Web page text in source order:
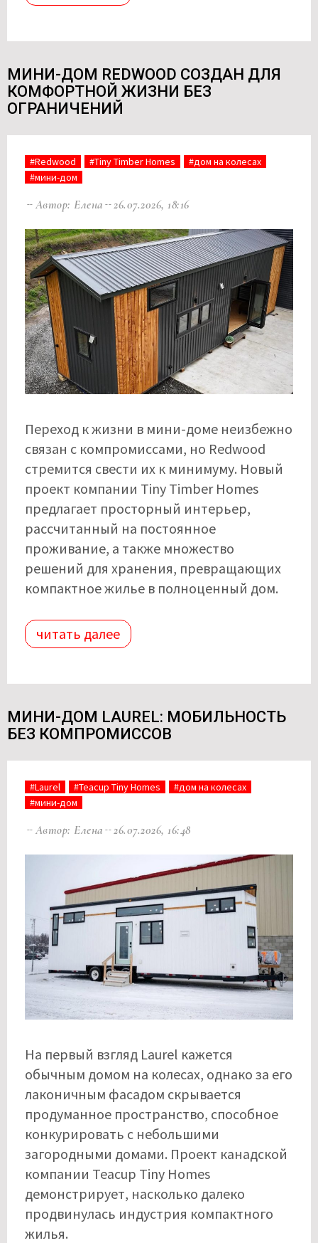
МИНИ-ДОМ REDWOOD СОЗДАН ДЛЯ
КОМФОРТНОЙ ЖИЗНИ БЕЗ
ОГРАНИЧЕНИЙ
#Redwood #Tiny Timber Homes
#дом на колесах
#мини-дом
Автор: Елена 26.07.2026, 18:16
Переход к жизни в мини-доме неизбежно
связан с компромиссами, но Redwood
стремится свести их к минимуму. Новый
проект компании Tiny Timber Homes
предлагает просторный интерьер,
рассчитанный на постоянное
проживание, а также множество
решений для хранения, превращающих
компактное жилье в полноценный дом.
читать далее
МИНИ-ДОМ LAUREL: МОБИЛЬНОСТЬ
БЕЗ КОМПРОМИССОВ
#Laurel #Teacup Tiny Homes
#дом на колесах
#мини-дом
Автор: Елена 26.07.2026, 16:48
На первый взгляд Laurel кажется
обычным домом на колесах, однако за его
лаконичным фасадом скрывается
продуманное пространство, способное
конкурировать с небольшими
загородными домами. Проект канадской
компании Teacup Tiny Homes
демонстрирует, насколько далеко
продвинулась индустрия компактного
жилья.